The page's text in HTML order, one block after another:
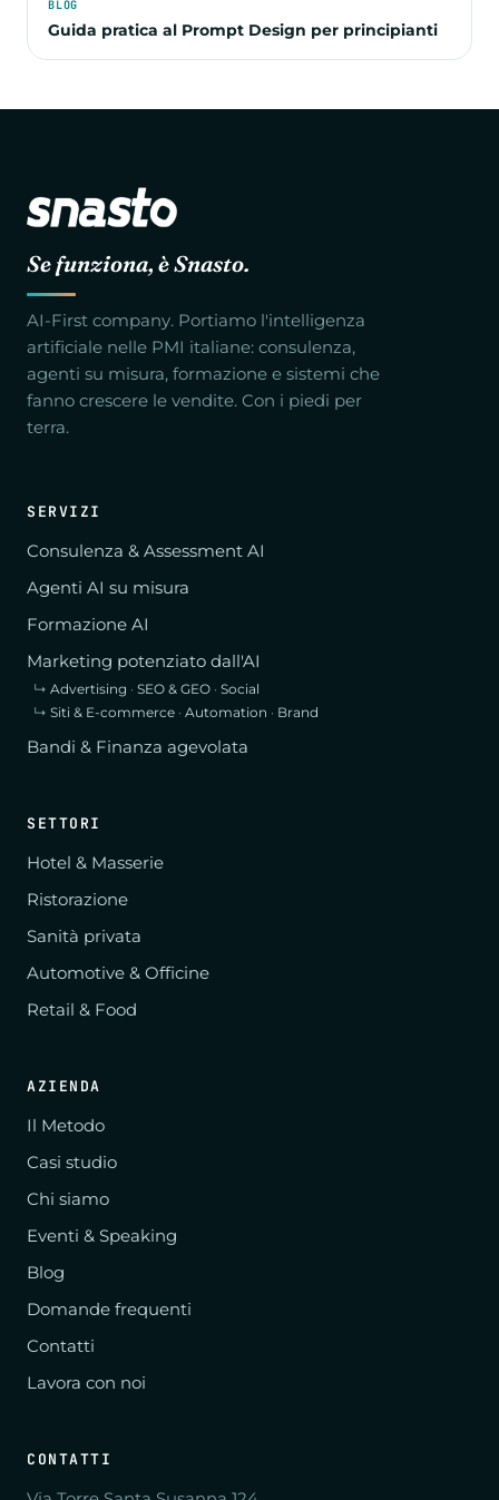
BLOG
Guida pratica al Prompt Design per principianti
Se funziona, è Snasto.
AI-First company. Portiamo l'intelligenza
artificiale nelle PMI italiane: consulenza,
agenti su misura, formazione e sistemi che
fanno crescere le vendite. Con i piedi per
terra.
SERVIZI
Consulenza & Assessment AI
Agenti AI su misura
Formazione AI
Marketing potenziato dall'AI
↳ Advertising · SEO & GEO · Social
↳ Siti & E-commerce · Automation · Brand
Bandi & Finanza agevolata
SETTORI
Hotel & Masserie
Ristorazione
Sanità privata
Automotive & Officine
Retail & Food
AZIENDA
Il Metodo
Casi studio
Chi siamo
Eventi & Speaking
Blog
Domande frequenti
Contatti
Lavora con noi
CONTATTI